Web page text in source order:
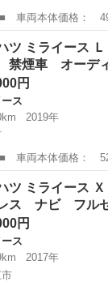
： ミライース
レス メモリーナ
ツ ミライース
煙車 オーデ
円
ス
2019年
： ミライース
車 オーディオ
イース
ツ ミライース
ス ナビ フル
円
ス
2017年